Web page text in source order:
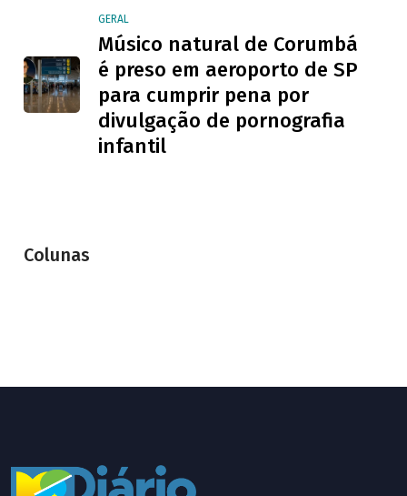
GERAL
Músico natural de Corumbá
é preso em aeroporto de SP
para cumprir pena por
divulgação de pornografia
infantil
Colunas